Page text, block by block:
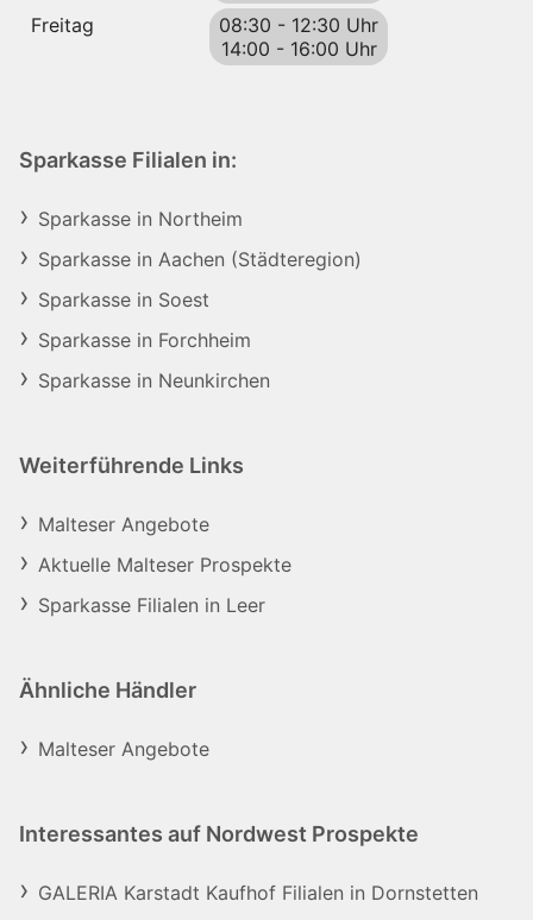
Freitag
08:30 - 12:30 Uhr
14:00 - 16:00 Uhr
Sparkasse Filialen in:
Sparkasse in Northeim
Sparkasse in Aachen (Städteregion)
Sparkasse in Soest
Sparkasse in Forchheim
Sparkasse in Neunkirchen
Weiterführende Links
Malteser Angebote
Aktuelle Malteser Prospekte
Sparkasse Filialen in Leer
Ähnliche Händler
Malteser Angebote
Interessantes auf Nordwest Prospekte
GALERIA Karstadt Kaufhof Filialen in Dornstetten